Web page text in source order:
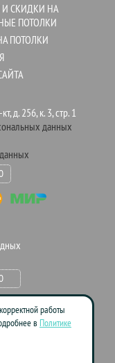
СКИДКИ НА
ПОТОЛКИ
ПОТОЛКИ
д. 256, к. 3, стр. 1
данных
характер и ни при
для
компании.
работы
в Политике